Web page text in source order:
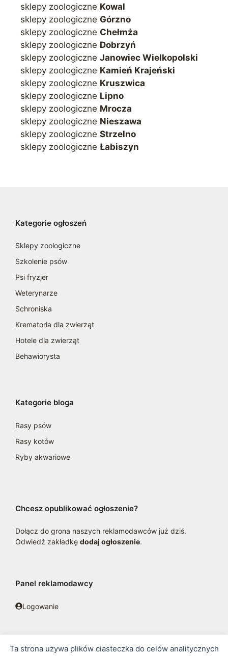
Ta strona używa plików ciasteczka do celów analitycznych
sklepy zoologiczne Kowal
sklepy zoologiczne Górzno
sklepy zoologiczne Chełmża
sklepy zoologiczne Dobrzyń
sklepy zoologiczne Janowiec Wielkopolski
sklepy zoologiczne Kamień Krajeński
sklepy zoologiczne Kruszwica
sklepy zoologiczne Lipno
sklepy zoologiczne Mrocza
sklepy zoologiczne Nieszawa
sklepy zoologiczne Strzelno
sklepy zoologiczne Łabiszyn
Kategorie ogłoszeń
Sklepy zoologiczne
Szkolenie psów
Psi fryzjer
Weterynarze
Schroniska
Krematoria dla zwierząt
Hotele dla zwierząt
Behawiorysta
Kategorie bloga
Rasy psów
Rasy kotów
Ryby akwariowe
Chcesz opublikować ogłoszenie?
Dołącz do grona naszych reklamodawców już dziś.
Odwiedź zakładkę dodaj ogłoszenie.
Panel reklamodawcy
Logowanie